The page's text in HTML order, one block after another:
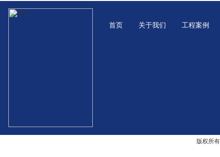
首页 关于我们 工程案例
版权所